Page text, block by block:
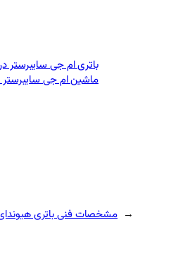
باتری ام جی سایبرستر
ماشین ام جی
← مشخصات فنی باتری